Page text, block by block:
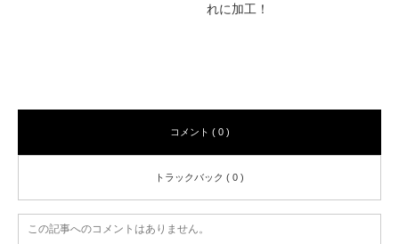
れに加工！
コメント ( 0 )
トラックバック ( 0 )
この記事へのコメントはありません。